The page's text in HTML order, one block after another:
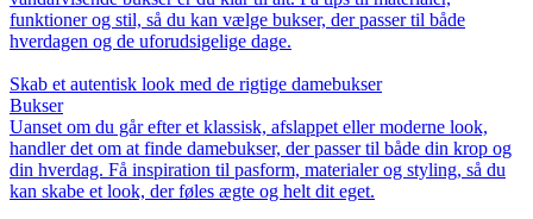
funktioner og stil, så du kan vælge bukser, der passer til både
hverdagen og de uforudsigelige dage.
Skab et autentisk look med de rigtige damebukser
Bukser
Uanset om du går efter et klassisk, afslappet eller moderne look,
handler det om at finde damebukser, der passer til både din krop og
din hverdag. Få inspiration til pasform, materialer og styling, så du
kan skabe et look, der føles ægte og helt dit eget.